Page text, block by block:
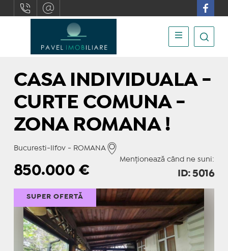
CASA INDIVIDUALA -
CURTE COMUNA -
ZONA ROMANA !
Bucuresti-Ilfov - ROMANA
Menționează când ne suni:
850.000 € ID: 5016
SUPER OFERTĂ